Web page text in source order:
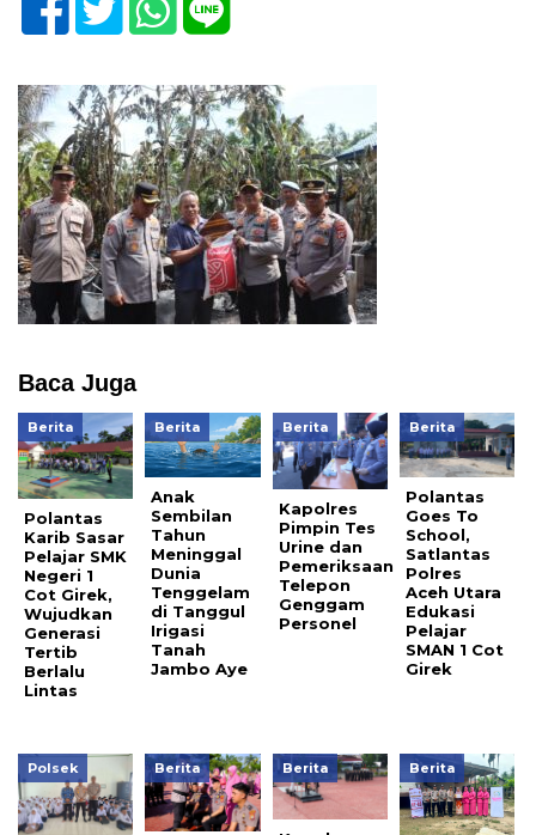
Baca Juga
Berita
Polantas
Karib Sasar
Pelajar SMK
Negeri 1
Cot Girek,
Wujudkan
Generasi
Tertib
Berlalu
Lintas
Berita
Anak
Sembilan
Tahun
Meninggal
Dunia
Tenggelam
di Tanggul
Irigasi
Tanah
Jambo Aye
Berita
Kapolres
Pimpin Tes
Urine dan
Pemeriksaan
Telepon
Genggam
Personel
Berita
Polantas
Goes To
School,
Satlantas
Polres
Aceh Utara
Edukasi
Pelajar
SMAN 1 Cot
Girek
Polsek Berita Berita Berita